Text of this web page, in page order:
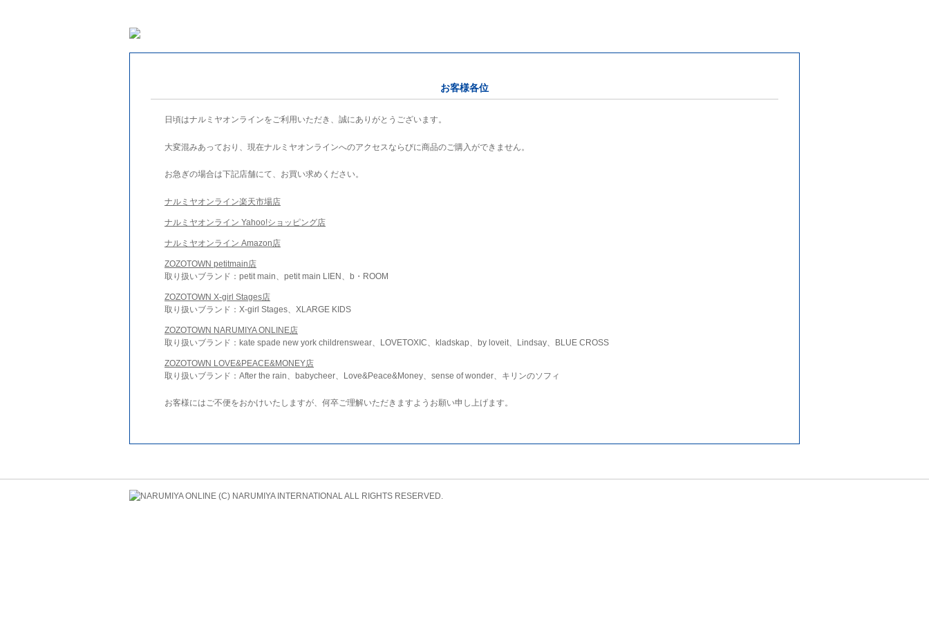
お客様各位
日頃はナルミヤオンラインをご利用いただき、誠にありがとうございます。
大変混みあっており、現在ナルミヤオンラインへのアクセスならびに商品のご購入ができません。
お急ぎの場合は下記店舗にて、お買い求めください。
ナルミヤオンライン楽天市場店
ナルミヤオンライン Yahoo!ショッピング店
ナルミヤオンライン Amazon店
ZOZOTOWN petitmain店
取り扱いブランド：petit main、petit main LIEN、b・ROOM
ZOZOTOWN X-girl Stages店
取り扱いブランド：X-girl Stages、XLARGE KIDS
ZOZOTOWN NARUMIYA ONLINE店
取り扱いブランド：kate spade new york childrenswear、LOVETOXIC、kladskap、by loveit、Lindsay、BLUE CROSS
ZOZOTOWN LOVE&PEACE&MONEY店
取り扱いブランド：After the rain、babycheer、Love&Peace&Money、sense of wonder、キリンのソフィ
お客様にはご不便をおかけいたしますが、何卒ご理解いただきますようお願い申し上げます。